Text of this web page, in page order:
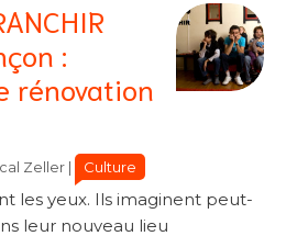
:
rénovation
Zeller Catégories
Catégories
Culture
les yeux. Ils imaginent peut-
leur nouveau lieu